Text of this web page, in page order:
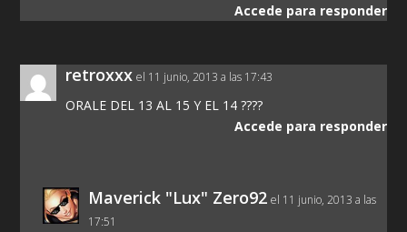
Accede para responder
retroxxx el 11 junio, 2013 a las 17:43
ORALE DEL 13 AL 15 Y EL 14 ????
Accede para responder
Maverick "Lux" Zero92 el 11 junio, 2013 a las
17:51